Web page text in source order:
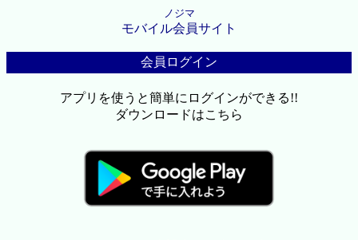
ノジマ
モバイル会員サイト
会員ログイン
アプリを使うと簡単にログインができる!!
ダウンロードはこちら